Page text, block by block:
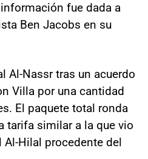
fue dada a
Ben Jacobs en su
Al-Nassr tras un acuerdo
Villa por una cantidad
El paquete total ronda
tarifa similar a la que vio
Al-Hilal procedente del